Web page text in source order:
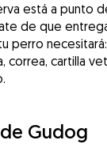
está a punto
de que
perro
correa, cartilla
Gudog